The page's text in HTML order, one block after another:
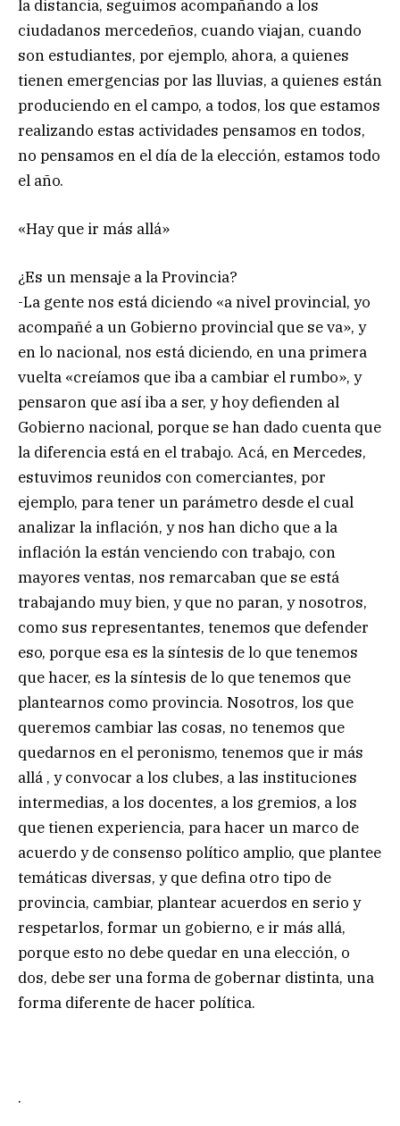
la distancia, seguimos acompañando a los
ciudadanos mercedeños, cuando viajan, cuando
son estudiantes, por ejemplo, ahora, a quienes
tienen emergencias por las lluvias, a quienes están
produciendo en el campo, a todos, los que estamos
realizando estas actividades pensamos en todos,
no pensamos en el día de la elección, estamos todo
el año.
«Hay que ir más allá»
¿Es un mensaje a la Provincia?
-La gente nos está diciendo «a nivel provincial, yo
acompañé a un Gobierno provincial que se va», y
en lo nacional, nos está diciendo, en una primera
vuelta «creíamos que iba a cambiar el rumbo», y
pensaron que así iba a ser, y hoy defienden al
Gobierno nacional, porque se han dado cuenta que
la diferencia está en el trabajo. Acá, en Mercedes,
estuvimos reunidos con comerciantes, por
ejemplo, para tener un parámetro desde el cual
analizar la inflación, y nos han dicho que a la
inflación la están venciendo con trabajo, con
mayores ventas, nos remarcaban que se está
trabajando muy bien, y que no paran, y nosotros,
como sus representantes, tenemos que defender
eso, porque esa es la síntesis de lo que tenemos
que hacer, es la síntesis de lo que tenemos que
plantearnos como provincia. Nosotros, los que
queremos cambiar las cosas, no tenemos que
quedarnos en el peronismo, tenemos que ir más
allá , y convocar a los clubes, a las instituciones
intermedias, a los docentes, a los gremios, a los
que tienen experiencia, para hacer un marco de
acuerdo y de consenso político amplio, que plantee
temáticas diversas, y que defina otro tipo de
provincia, cambiar, plantear acuerdos en serio y
respetarlos, formar un gobierno, e ir más allá,
porque esto no debe quedar en una elección, o
dos, debe ser una forma de gobernar distinta, una
forma diferente de hacer política.
.